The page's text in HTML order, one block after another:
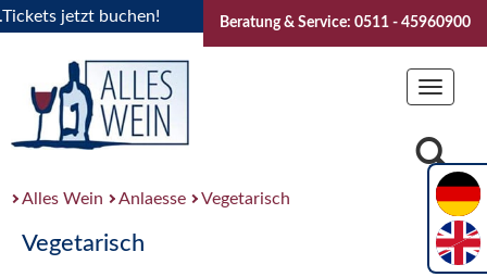
jetzt buchen! "Das Sommerfest 2026" Vive la
Beratung & Service: 0511 - 45960900
Toggle
Alles Wein Anlaesse Vegetarisch
Vegetarisch